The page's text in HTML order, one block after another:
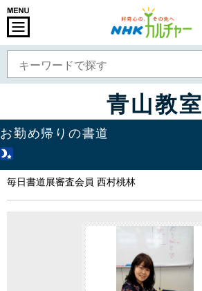
青山教室
お勤め帰りの書道
毎日書道展審査会員 西村桃林